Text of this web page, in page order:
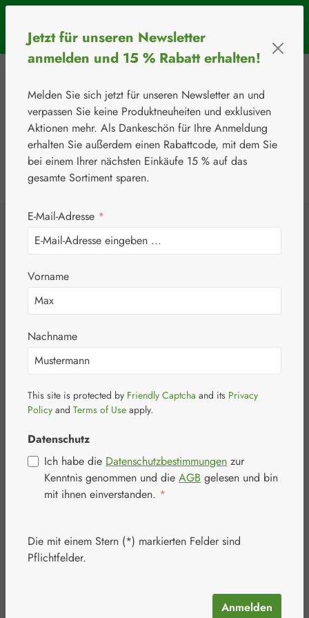
RabattcodeBIOS55 € Rabatt ab einem Warenkorbwert von 50 €.
Werkzeugleiste anzeigen
⚘ Handelsware
Nahrungsergänzungsmittel
Junek Europ-Vertrieb GmbH
Augen Schutz
Junek Kapseln
Bildergalerie überspringen
Jetzt für unseren Newsletter
anmelden und 15 % Rabatt erhalten!
Melden Sie sich jetzt für unseren Newsletter an und
verpassen Sie keine Produktneuheiten und exklusiven
Aktionen mehr. Als Dankeschön für Ihre Anmeldung
erhalten Sie außerdem einen Rabattcode, mit dem Sie
bei einem Ihrer nächsten Einkäufe 15 % auf das
gesamte Sortiment sparen.
E-Mail-Adresse *
Vorname
Nachname
This site is protected by Friendly Captcha and its Privacy
Policy and Terms of Use apply.
Datenschutz
Ich habe die Datenschutzbestimmungen zur
Kenntnis genommen und die AGB gelesen und bin
mit ihnen einverstanden. *
Die mit einem Stern (*) markierten Felder sind
Pflichtfelder.
Anmelden